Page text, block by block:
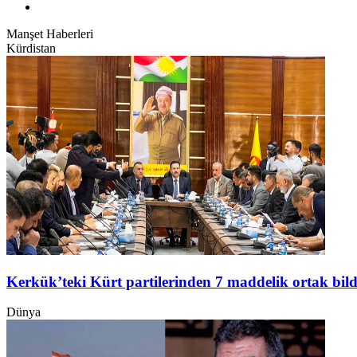
Manşet Haberleri
Kürdistan
Kerkük’teki Kürt partilerinden 7 maddelik ortak
Dünya